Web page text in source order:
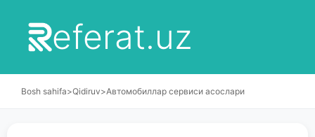
eferat.uz
Bosh sahifa>Qidiruv>Автомобиллар сервиси асослари